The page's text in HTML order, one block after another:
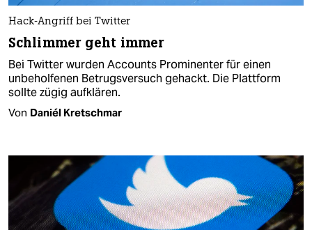
Hack-Angriff bei Twitter
Schlimmer geht immer
Bei Twitter wurden Accounts Prominenter für einen
unbeholfenen Betrugsversuch gehackt. Die Plattform
sollte zügig aufklären.
Von Daniél Kretschmar